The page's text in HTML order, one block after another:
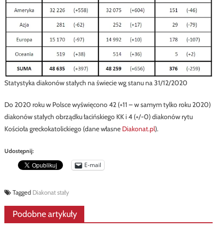
Statystyka diakonów stałych na świecie wg stanu na 31/12/2020
Do 2020 roku w Polsce wyświęcono 42 (+11 – w samym tylko roku 2020)
diakonów stałych obrządku łacińskiego KK i 4 (+/-0) diakonów rytu
Kościoła greckokatolickiego (dane własne Diakonat.pl).
Udostępnij:
E-mail
Tagged Diakonat stały
Podobne artykuły